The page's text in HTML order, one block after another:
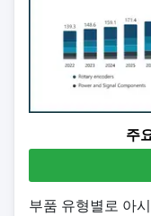
주
부품 유형별로 아